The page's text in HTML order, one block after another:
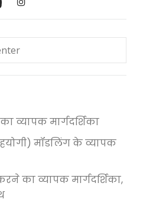
व्यापक मार्गदर्शिका
मॉडलिंग के व्यापक
का व्यापक मार्गदर्शिका,